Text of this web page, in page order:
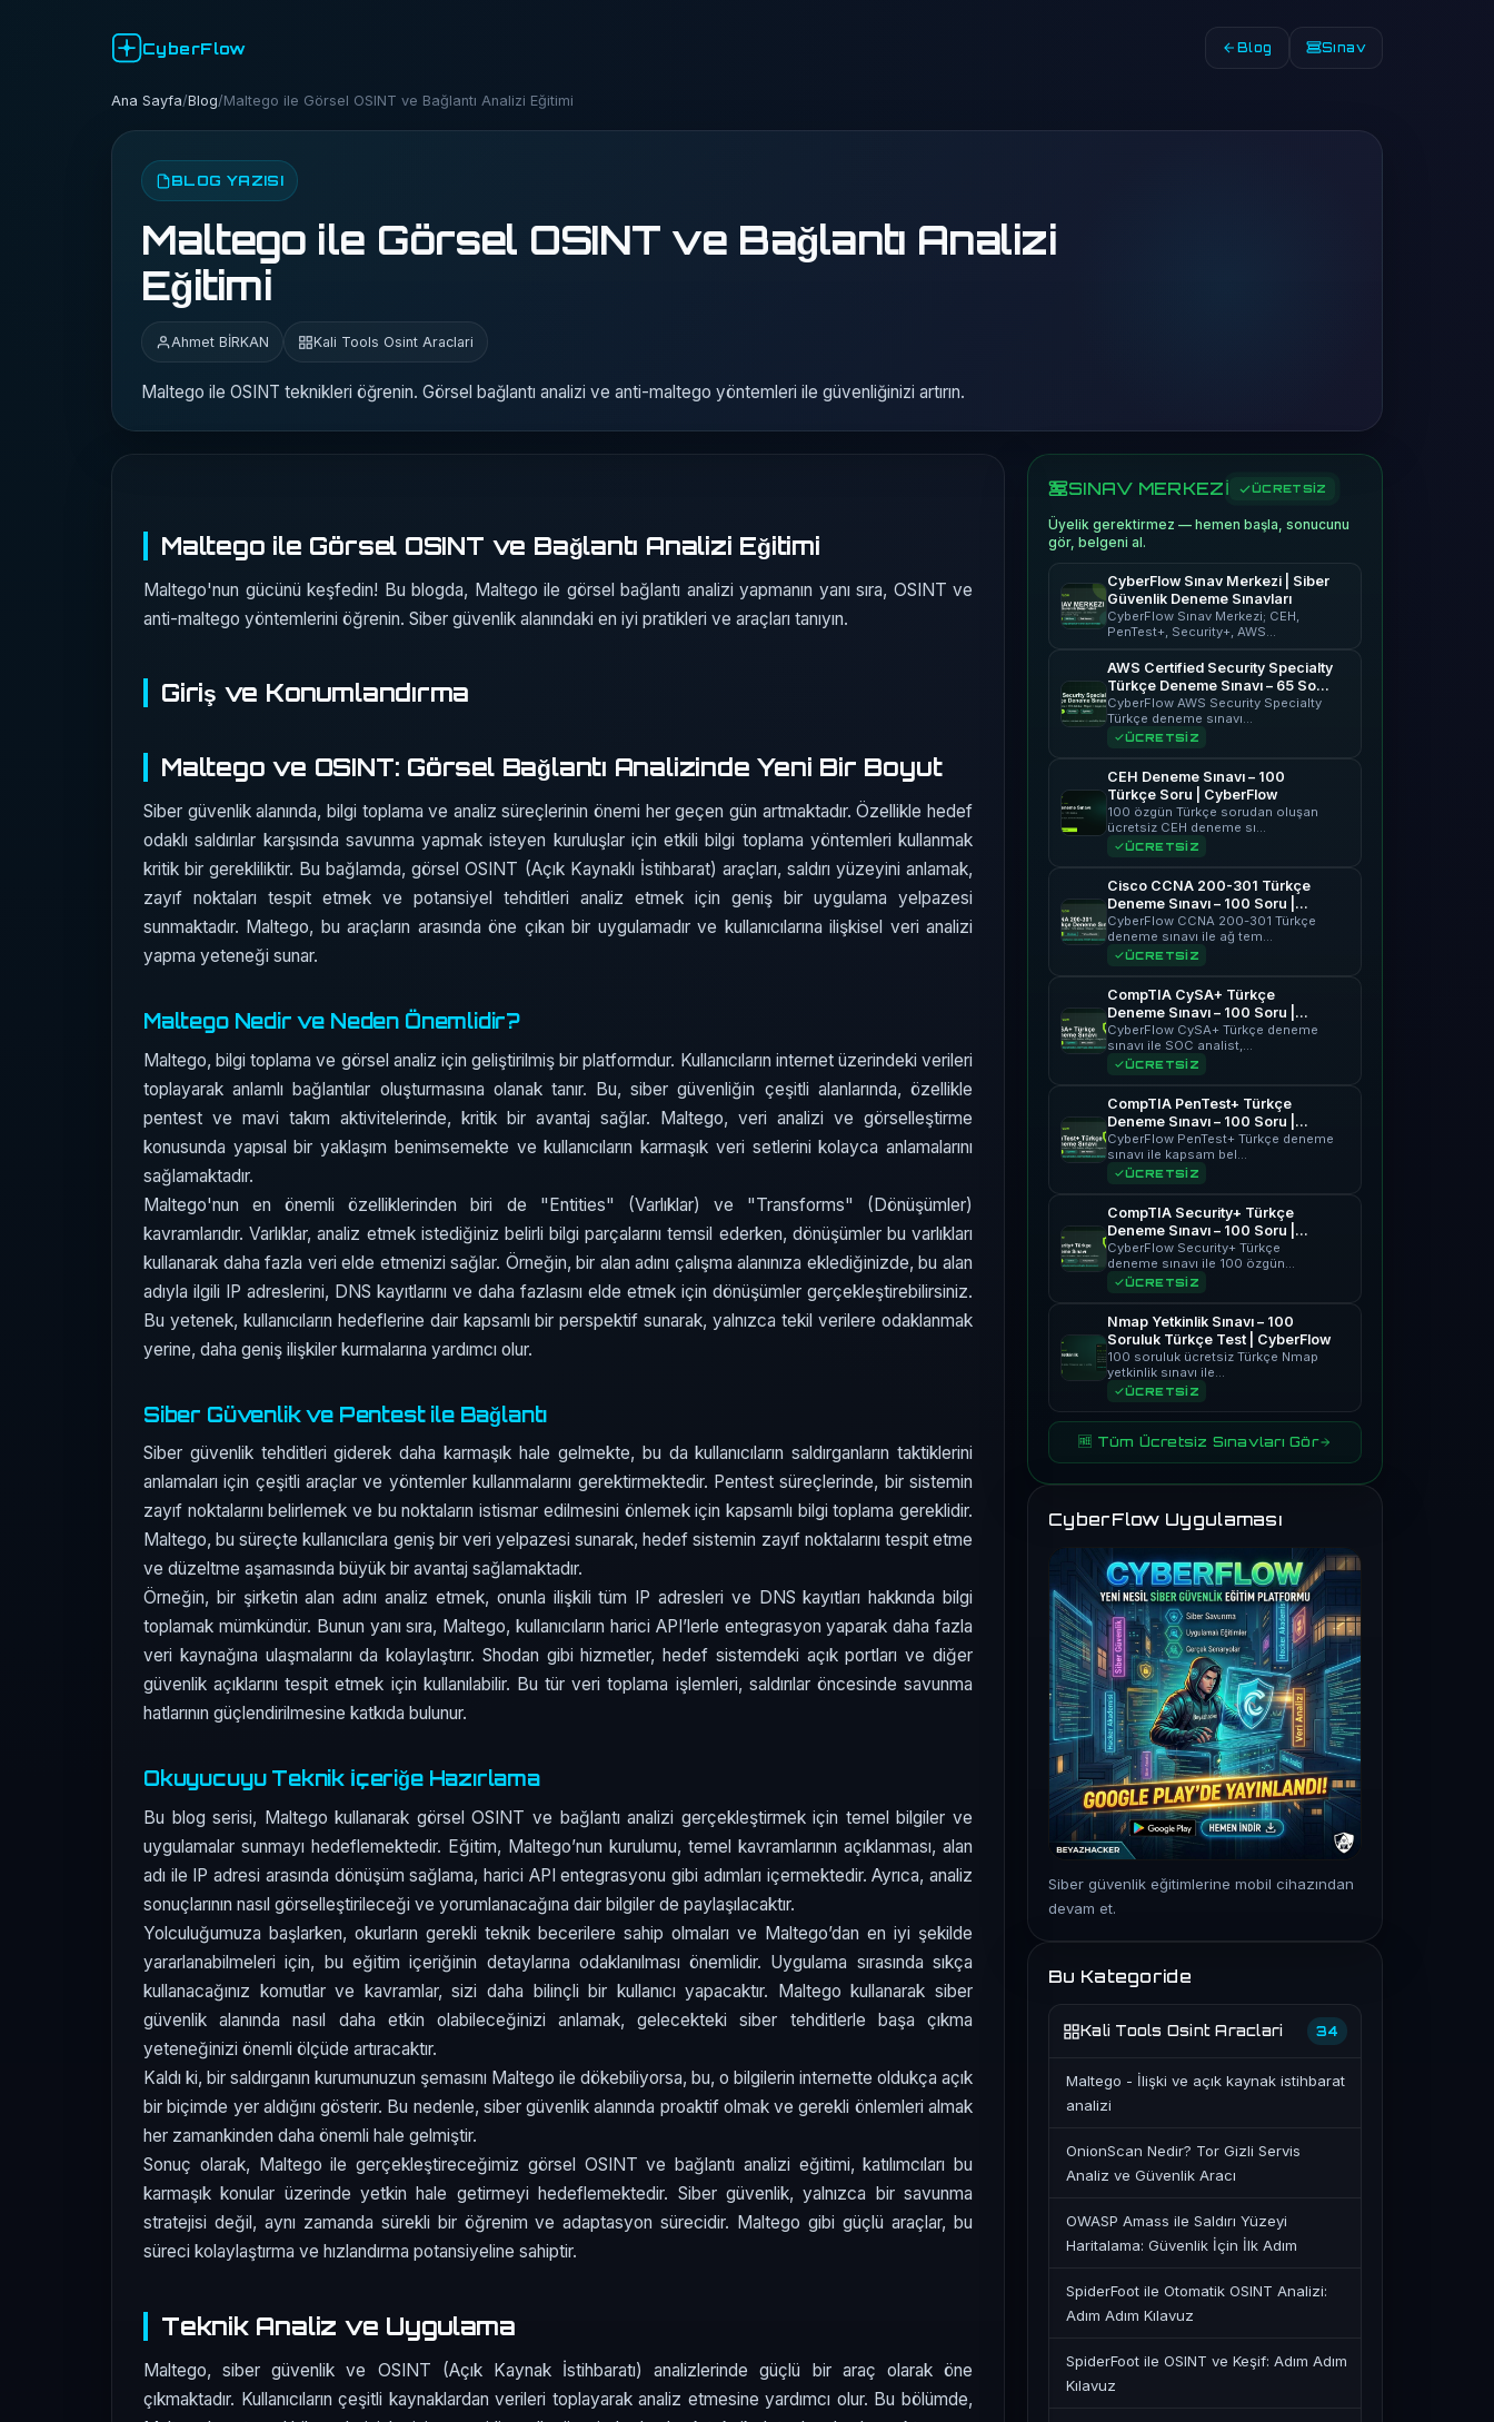
CyberFlow Blog Sınav
Ana Sayfa/Blog/Maltego ile Görsel OSINT ve Bağlantı Analizi Eğitimi
BLOG YAZISI
Maltego ile Görsel OSINT ve Bağlantı Analizi
Eğitimi
Ahmet BİRKAN Kali Tools Osint Araclari
Maltego ile OSINT teknikleri öğrenin. Görsel bağlantı analizi ve anti-maltego yöntemleri ile güvenliğinizi artırın.
Maltego ile Görsel OSINT ve Bağlantı Analizi Eğitimi
Maltego'nun gücünü keşfedin! Bu blogda, Maltego ile görsel bağlantı analizi yapmanın yanı sıra, OSINT ve
anti-maltego yöntemlerini öğrenin. Siber güvenlik alanındaki en iyi pratikleri ve araçları tanıyın.
Giriş ve Konumlandırma
Maltego ve OSINT: Görsel Bağlantı Analizinde Yeni Bir Boyut
Siber güvenlik alanında, bilgi toplama ve analiz süreçlerinin önemi her geçen gün artmaktadır. Özellikle hedef
odaklı saldırılar karşısında savunma yapmak isteyen kuruluşlar için etkili bilgi toplama yöntemleri kullanmak
kritik bir gerekliliktir. Bu bağlamda, görsel OSINT (Açık Kaynaklı İstihbarat) araçları, saldırı yüzeyini anlamak,
zayıf noktaları tespit etmek ve potansiyel tehditleri analiz etmek için geniş bir uygulama yelpazesi
sunmaktadır. Maltego, bu araçların arasında öne çıkan bir uygulamadır ve kullanıcılarına ilişkisel veri analizi
yapma yeteneği sunar.
Maltego Nedir ve Neden Önemlidir?
Maltego, bilgi toplama ve görsel analiz için geliştirilmiş bir platformdur. Kullanıcıların internet üzerindeki verileri
toplayarak anlamlı bağlantılar oluşturmasına olanak tanır. Bu, siber güvenliğin çeşitli alanlarında, özellikle
pentest ve mavi takım aktivitelerinde, kritik bir avantaj sağlar. Maltego, veri analizi ve görselleştirme
konusunda yapısal bir yaklaşım benimsemekte ve kullanıcıların karmaşık veri setlerini kolayca anlamalarını
sağlamaktadır.
Maltego'nun en önemli özelliklerinden biri de "Entities" (Varlıklar) ve "Transforms" (Dönüşümler)
kavramlarıdır. Varlıklar, analiz etmek istediğiniz belirli bilgi parçalarını temsil ederken, dönüşümler bu varlıkları
kullanarak daha fazla veri elde etmenizi sağlar. Örneğin, bir alan adını çalışma alanınıza eklediğinizde, bu alan
adıyla ilgili IP adreslerini, DNS kayıtlarını ve daha fazlasını elde etmek için dönüşümler gerçekleştirebilirsiniz.
Bu yetenek, kullanıcıların hedeflerine dair kapsamlı bir perspektif sunarak, yalnızca tekil verilere odaklanmak
yerine, daha geniş ilişkiler kurmalarına yardımcı olur.
Siber Güvenlik ve Pentest ile Bağlantı
Siber güvenlik tehditleri giderek daha karmaşık hale gelmekte, bu da kullanıcıların saldırganların taktiklerini
anlamaları için çeşitli araçlar ve yöntemler kullanmalarını gerektirmektedir. Pentest süreçlerinde, bir sistemin
zayıf noktalarını belirlemek ve bu noktaların istismar edilmesini önlemek için kapsamlı bilgi toplama gereklidir.
Maltego, bu süreçte kullanıcılara geniş bir veri yelpazesi sunarak, hedef sistemin zayıf noktalarını tespit etme
ve düzeltme aşamasında büyük bir avantaj sağlamaktadır.
Örneğin, bir şirketin alan adını analiz etmek, onunla ilişkili tüm IP adresleri ve DNS kayıtları hakkında bilgi
toplamak mümkündür. Bunun yanı sıra, Maltego, kullanıcıların harici API’lerle entegrasyon yaparak daha fazla
veri kaynağına ulaşmalarını da kolaylaştırır. Shodan gibi hizmetler, hedef sistemdeki açık portları ve diğer
güvenlik açıklarını tespit etmek için kullanılabilir. Bu tür veri toplama işlemleri, saldırılar öncesinde savunma
hatlarının güçlendirilmesine katkıda bulunur.
Okuyucuyu Teknik İçeriğe Hazırlama
Bu blog serisi, Maltego kullanarak görsel OSINT ve bağlantı analizi gerçekleştirmek için temel bilgiler ve
uygulamalar sunmayı hedeflemektedir. Eğitim, Maltego’nun kurulumu, temel kavramlarının açıklanması, alan
adı ile IP adresi arasında dönüşüm sağlama, harici API entegrasyonu gibi adımları içermektedir. Ayrıca, analiz
sonuçlarının nasıl görselleştirileceği ve yorumlanacağına dair bilgiler de paylaşılacaktır.
Yolculuğumuza başlarken, okurların gerekli teknik becerilere sahip olmaları ve Maltego’dan en iyi şekilde
yararlanabilmeleri için, bu eğitim içeriğinin detaylarına odaklanılması önemlidir. Uygulama sırasında sıkça
kullanacağınız komutlar ve kavramlar, sizi daha bilinçli bir kullanıcı yapacaktır. Maltego kullanarak siber
güvenlik alanında nasıl daha etkin olabileceğinizi anlamak, gelecekteki siber tehditlerle başa çıkma
yeteneğinizi önemli ölçüde artıracaktır.
Kaldı ki, bir saldırganın kurumunuzun şemasını Maltego ile dökebiliyorsa, bu, o bilgilerin internette oldukça açık
bir biçimde yer aldığını gösterir. Bu nedenle, siber güvenlik alanında proaktif olmak ve gerekli önlemleri almak
her zamankinden daha önemli hale gelmiştir.
Sonuç olarak, Maltego ile gerçekleştireceğimiz görsel OSINT ve bağlantı analizi eğitimi, katılımcıları bu
karmaşık konular üzerinde yetkin hale getirmeyi hedeflemektedir. Siber güvenlik, yalnızca bir savunma
stratejisi değil, aynı zamanda sürekli bir öğrenim ve adaptasyon sürecidir. Maltego gibi güçlü araçlar, bu
süreci kolaylaştırma ve hızlandırma potansiyeline sahiptir.
Teknik Analiz ve Uygulama
Maltego, siber güvenlik ve OSINT (Açık Kaynak İstihbaratı) analizlerinde güçlü bir araç olarak öne
çıkmaktadır. Kullanıcıların çeşitli kaynaklardan verileri toplayarak analiz etmesine yardımcı olur. Bu bölümde,
SINAV MERKEZİ ÜCRETSİZ
Üyelik gerektirmez — hemen başla, sonucunu
gör, belgeni al.
CyberFlow Sınav Merkezi | Siber
Güvenlik Deneme Sınavları
CyberFlow Sınav Merkezi; CEH,
PenTest+, Security+, AWS…
AWS Certified Security Specialty
Türkçe Deneme Sınavı – 65 Soru
| CyberFlow
CyberFlow AWS Security Specialty
Türkçe deneme sınavı…
ÜCRETSİZ
CEH Deneme Sınavı – 100
Türkçe Soru | CyberFlow
100 özgün Türkçe sorudan oluşan
ücretsiz CEH deneme sı…
ÜCRETSİZ
Cisco CCNA 200-301 Türkçe
Deneme Sınavı – 100 Soru |
CyberFlow
CyberFlow CCNA 200-301 Türkçe
deneme sınavı ile ağ tem…
ÜCRETSİZ
CompTIA CySA+ Türkçe
Deneme Sınavı – 100 Soru |
CyberFlow
CyberFlow CySA+ Türkçe deneme
sınavı ile SOC analist,…
ÜCRETSİZ
CompTIA PenTest+ Türkçe
Deneme Sınavı – 100 Soru |
CyberFlow
CyberFlow PenTest+ Türkçe deneme
sınavı ile kapsam bel…
ÜCRETSİZ
CompTIA Security+ Türkçe
Deneme Sınavı – 100 Soru |
CyberFlow
CyberFlow Security+ Türkçe
deneme sınavı ile 100 özgün…
ÜCRETSİZ
Nmap Yetkinlik Sınavı – 100
Soruluk Türkçe Test | CyberFlow
100 soruluk ücretsiz Türkçe Nmap
yetkinlik sınavı ile…
ÜCRETSİZ
🆓 Tüm Ücretsiz Sınavları Gör
CyberFlow Uygulaması
Siber güvenlik eğitimlerine mobil cihazından
devam et.
Bu Kategoride
Kali Tools Osint Araclari 34
Maltego - İlişki ve açık kaynak istihbarat
analizi
OnionScan Nedir? Tor Gizli Servis
Analiz ve Güvenlik Aracı
OWASP Amass ile Saldırı Yüzeyi
Haritalama: Güvenlik İçin İlk Adım
SpiderFoot ile Otomatik OSINT Analizi:
Adım Adım Kılavuz
SpiderFoot ile OSINT ve Keşif: Adım Adım
Kılavuz